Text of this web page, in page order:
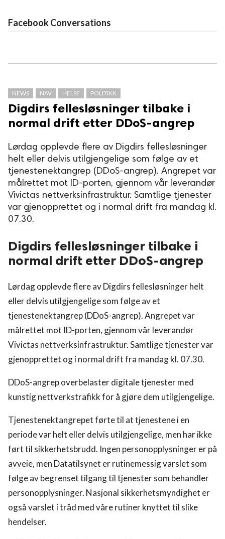
Facebook Conversations
NEWS NAV HELSE POLITIKK
Digdirs fellesløsninger tilbake i
normal drift etter DDoS-angrep
Lørdag opplevde flere av Digdirs fellesløsninger
helt eller delvis utilgjengelige som følge av et
tjenestenektangrep (DDoS-angrep). Angrepet var
målrettet mot ID-porten, gjennom vår leverandør
Vivictas nettverksinfrastruktur. Samtlige tjenester
var gjenopprettet og i normal drift fra mandag kl.
07.30.
Digdirs fellesløsninger tilbake i
normal drift etter DDoS-angrep
Lørdag opplevde flere av Digdirs fellesløsninger helt
eller delvis utilgjengelige som følge av et
tjenestenektangrep (DDoS-angrep). Angrepet var
målrettet mot ID-porten, gjennom vår leverandør
Vivictas nettverksinfrastruktur. Samtlige tjenester var
gjenopprettet og i normal drift fra mandag kl. 07.30.
DDoS-angrep overbelaster digitale tjenester med
kunstig nettverkstrafikk for å gjøre dem utilgjengelige.
Tjenestenektangrepet førte til at tjenestene i en
periode var helt eller delvis utilgjengelige, men har ikke
ført til sikkerhetsbrudd. Ingen personopplysninger er på
avveie, men Datatilsynet er rutinemessig varslet som
følge av begrenset tilgang til tjenester som behandler
personopplysninger. Nasjonal sikkerhetsmyndighet er
også varslet i tråd med våre rutiner knyttet til slike
hendelser.